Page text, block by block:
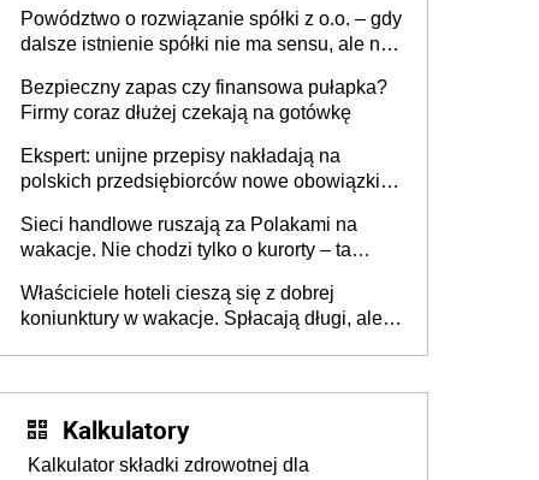
Powództwo o rozwiązanie spółki z o.o. – gdy
dalsze istnienie spółki nie ma sensu, ale nie
Bezpieczny zapas czy finansowa pułapka?
Firmy coraz dłużej czekają na gotówkę
Ekspert: unijne przepisy nakładają na
polskich przedsiębiorców nowe obowiązki w
Sieci handlowe ruszają za Polakami na
wakacje. Nie chodzi tylko o kurorty – ta
tam, gdzie wielu spędzi urlop po cichu
Właściciele hoteli cieszą się z dobrej
koniunktury w wakacje. Spłacają długi, ale
Kalkulatory
Kalkulator składki zdrowotnej dla